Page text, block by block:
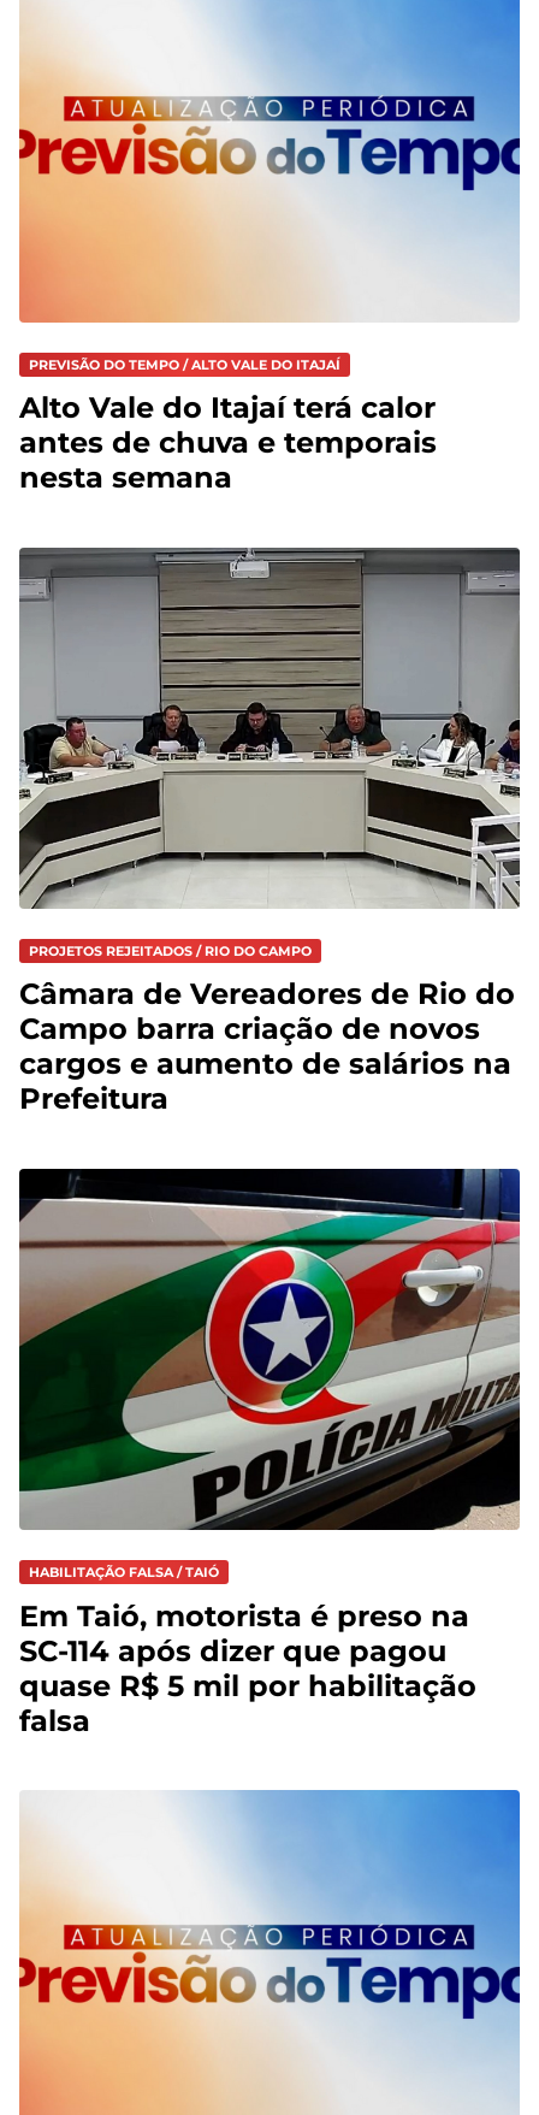
PREVISÃO DO TEMPO / ALTO VALE DO ITAJAÍ
Alto Vale do Itajaí terá calor
antes de chuva e temporais
nesta semana
PROJETOS REJEITADOS / RIO DO CAMPO
Câmara de Vereadores de Rio do
Campo barra criação de novos
cargos e aumento de salários na
Prefeitura
HABILITAÇÃO FALSA / TAIÓ
Em Taió, motorista é preso na
SC-114 após dizer que pagou
quase R$ 5 mil por habilitação
falsa